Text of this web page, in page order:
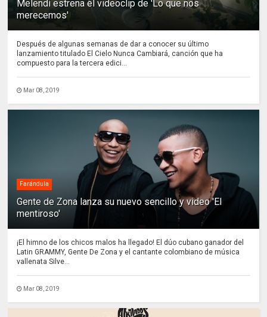
Melendi estrena el videoclip de 'Lo que nos
merecemos'
Después de algunas semanas de dar a conocer su último
lanzamiento titulado El Cielo Nunca Cambiará, canción que ha
compuesto para la tercera edici...
Mar 08, 2019
Farándula
Gente de Zona lanza su nuevo sencillo y video 'El
mentiroso'
¡El himno de los chicos malos ha llegado! El dúo cubano ganador del
Latin GRAMMY, Gente De Zona y el cantante colombiano de música
vallenata Silve...
Mar 08, 2019